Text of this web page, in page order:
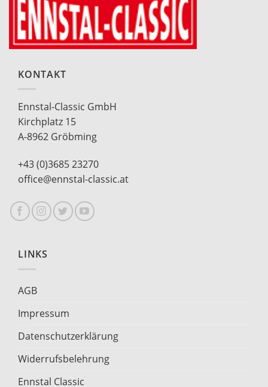
KONTAKT
Ennstal-Classic GmbH
Kirchplatz 15
A-8962 Gröbming
+43 (0)3685 23270
office@ennstal-classic.at
LINKS
AGB
Impressum
Datenschutzerklärung
Widerrufsbelehrung
Ennstal Classic